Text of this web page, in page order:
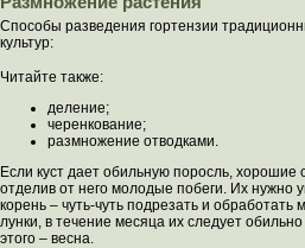
Способы разведения гортензии
культур:
Читайте также:
деление;
черенкование;
размножение отводками.
Если куст дает обильную поросль,
отделив от него молодые побеги. Их нужно
корень – чуть-чуть подрезать и обработать
лунки, в течение месяца их следует
этого – весна.